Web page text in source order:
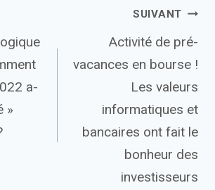
a-
»
SUIVANT
Activité de pré-
vacances en bourse !
Les valeurs
informatiques et
bancaires ont fait le
bonheur des
investisseurs